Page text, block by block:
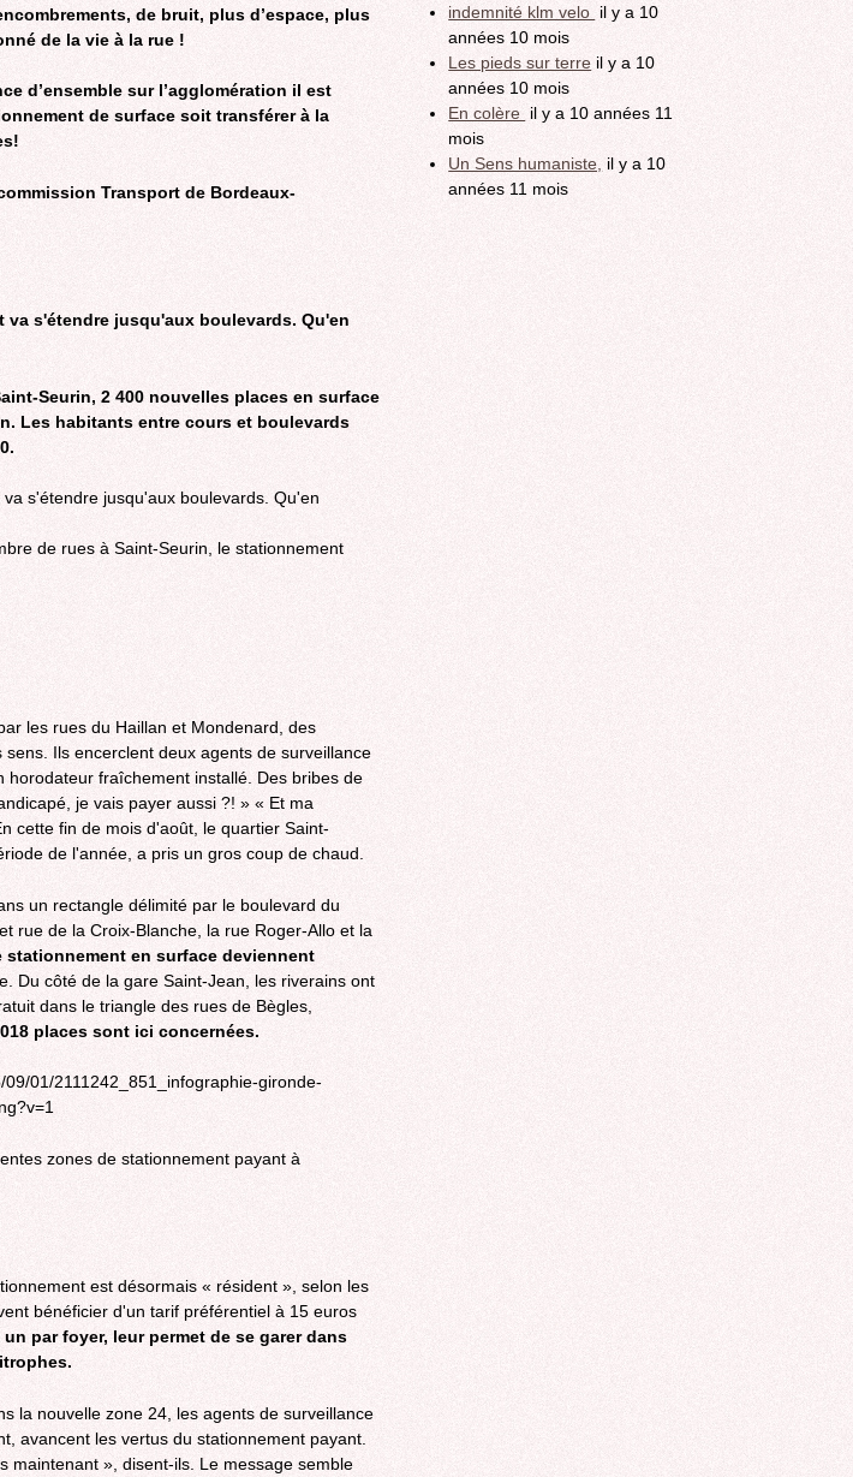
de bruit, plus d’espace, plus
de la vie à la rue !
d’ensemble sur l’agglomération il est
de surface soit transférer à la
Transport de Bordeaux-
s'étendre jusqu'aux boulevards. Qu'en
Seurin, 2 400 nouvelles places en surface
Les habitants entre cours et boulevards
de rues à Saint-Seurin, le stationnement
les rues du Haillan et Mondenard, des
Ils encerclent deux agents de surveillance
horodateur fraîchement installé. Des bribes de
je vais payer aussi ?! » « Et ma
cette fin de mois d'août, le quartier Saint-
de l'année, a pris un gros coup de chaud.
un rectangle délimité par le boulevard du
rue de la Croix-Blanche, la rue Roger-Allo et la
stationnement en surface deviennent
Du côté de la gare Saint-Jean, les riverains ont
dans le triangle des rues de Bègles,
places sont ici concernées.
zones de stationnement payant à
est désormais « résident », selon les
bénéficier d'un tarif préférentiel à 15 euros
par foyer, leur permet de se garer dans
la nouvelle zone 24, les agents de surveillance
avancent les vertus du stationnement payant.
maintenant », disent-ils. Le message semble
indemnité klm velo il y a 10
années 10 mois
Les pieds sur terre il y a 10
années 10 mois
En colère il y a 10 années 11
mois
Un Sens humaniste, il y a 10
années 11 mois